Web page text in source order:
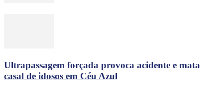
Ultrapassagem forçada provoca acidente e mata
casal de idosos em Céu Azul